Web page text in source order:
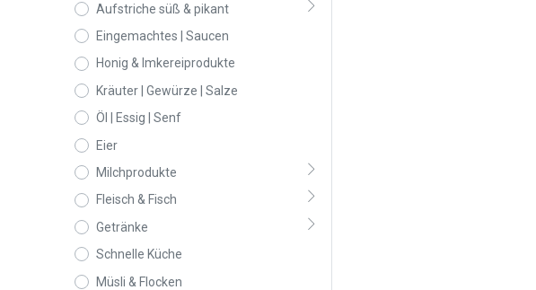
Aufstriche süß & pikant
Eingemachtes | Saucen
Honig & Imkereiprodukte
Kräuter | Gewürze | Salze
Öl | Essig | Senf
Eier
Milchprodukte
Fleisch & Fisch
Getränke
Schnelle Küche
Müsli & Flocken